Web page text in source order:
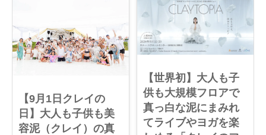
【9月1日クレイの
日】大人も子供も美
容泥（クレイ）の真
【世界初】大人も子
供も大規模フロアで
真っ白な泥にまみれ
てライブやヨガを楽